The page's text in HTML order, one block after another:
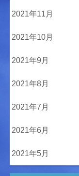
2021年11月
2021年10月
2021年9月
2021年8月
2021年7月
2021年6月
2021年5月